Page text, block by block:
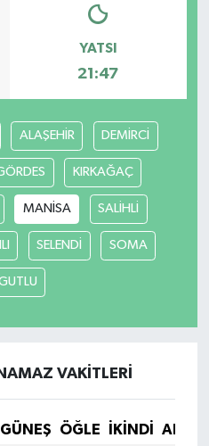
YATSI
21:47
ALAŞEHİR DEMİRCİ
KIRKAĞAÇ
MANİSA SALİHLİ
SELENDİ SOMA
VAKITLERI
GÜNEŞ ÖĞLE İKINDI